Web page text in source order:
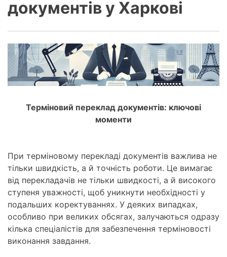
документів у Харкові
Терміновий переклад документів: ключові
моменти
При терміновому перекладі документів важлива не
тільки швидкість, а й точність роботи. Це вимагає
від перекладачів не тільки швидкості, а й високого
ступеня уважності, щоб уникнути необхідності у
подальших коректуваннях. У деяких випадках,
особливо при великих обсягах, залучаються одразу
кілька спеціалістів для забезпечення терміновості
виконання завдання.